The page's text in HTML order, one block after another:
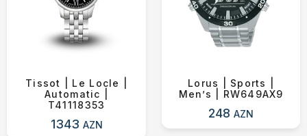
Tissot | Le Locle |
Automatic |
T41118353
1343 AZN
Lorus | Sports |
Men’s | RW649AX9
248AZN